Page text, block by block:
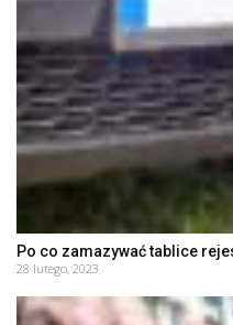
Po co zamazywać tablice
28 lutego, 2023